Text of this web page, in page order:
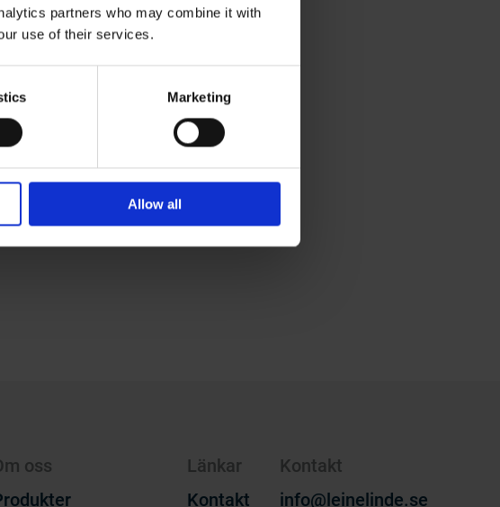
partners who may combine it with
use of their services.
Marketing
Allow all
oss
Länkar
Kontakt
Kontakt
info@leinelinde.se